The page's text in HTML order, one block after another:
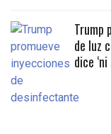
Trump
de luz
dice